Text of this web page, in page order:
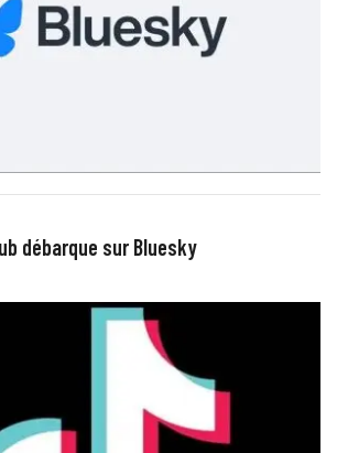
débarque sur Bluesky